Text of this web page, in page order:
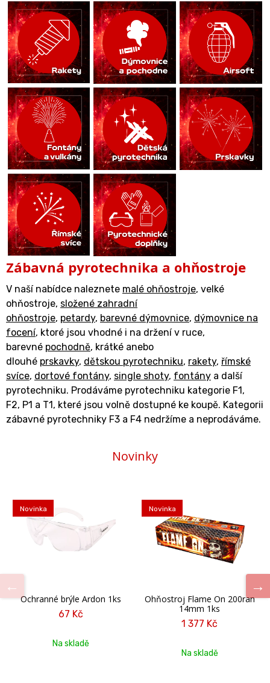
Zábavná pyrotechnika a ohňostroje
V naší nabídce naleznete malé ohňostroje, velké
ohňostroje, složené zahradní
ohňostroje, petardy, barevné dýmovnice, dýmovnice na
focení, ktoré jsou vhodné i na držení v ruce,
barevné pochodně, krátké anebo
dlouhé prskavky, dětskou pyrotechniku, rakety, římské
svíce, dortové fontány, single shoty, fontány a další
pyrotechniku. Prodáváme pyrotechniku kategorie F1,
F2, P1 a T1, které jsou volně dostupné ke koupě. Kategorii
zábavné pyrotechniky F3 a F4 nedržíme a neprodáváme.
Novinky
Novinka
Ochranné brýle Ardon 1ks
67 Kč
Na skladě
Novinka
Ohňostroj Flame On 200ran
14mm 1ks
1 377 Kč
Na skladě